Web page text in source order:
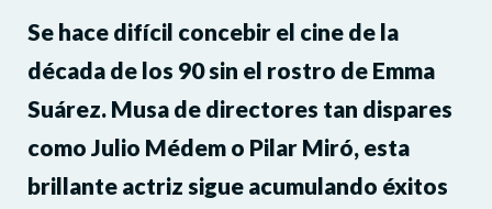
Se hace difícil concebir el cine de la
década de los 90 sin el rostro de Emma
Suárez. Musa de directores tan dispares
como Julio Médem o Pilar Miró, esta
brillante actriz sigue acumulando éxitos